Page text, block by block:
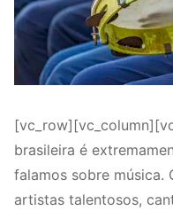
brasileira é
falamos sobre música.
artistas talentosos,